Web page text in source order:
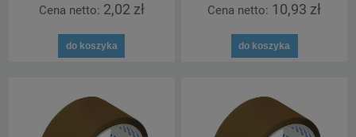
Cena netto: 2,02 zł
do koszyka
Cena netto: 10,93 zł
do koszyka